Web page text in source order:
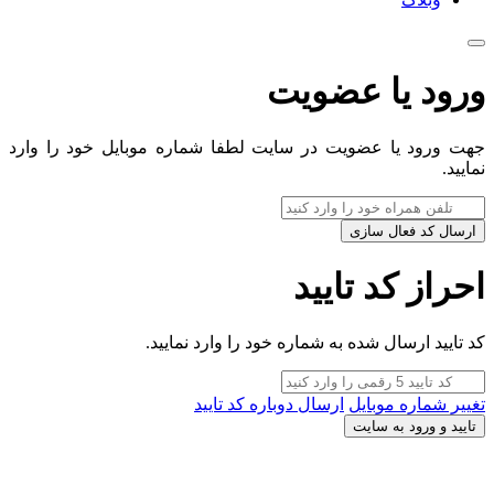
ورود یا عضویت
جهت ورود یا عضویت در سایت لطفا شماره موبایل خود را وارد
نمایید.
ارسال کد فعال سازی
احراز کد تایید
کد تایید ارسال شده به شماره خود را وارد نمایید.
تغییر شماره موبایل ارسال دوباره کد تایید
تایید و ورود به سایت